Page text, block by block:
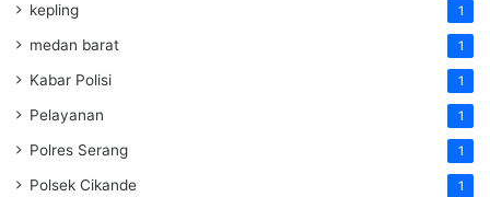
kepling 1
medan barat 1
Kabar Polisi 1
Pelayanan 1
Polres Serang 1
Polsek Cikande 1